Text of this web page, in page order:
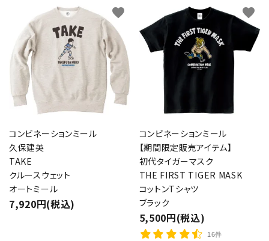
コンビネーションミール
久保建英
TAKE
クルースウェット
オートミール
7,920円(税込)
favorite
コンビネーションミール
【期間限定販売アイテム】
初代タイガーマスク
THE FIRST TIGER MASK
コットンTシャツ
ブラック
5,500円(税込)
16件
favorite